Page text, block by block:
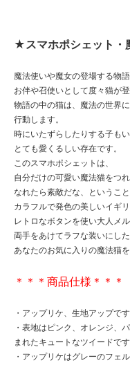
★スマホポシェット・
魔法使いや魔女の登場する物
お伴や召使いとして度々猫が登
物語の中の猫は、魔法の世界
行動します。
時にいたずらしたりする子も
とても愛くるしい存在です。
このスマホポシェットは、
自分だけの可愛い魔法猫をつ
なれたら素敵だな、ということ
カラフルで発色の美しいイギ
レトロなボタンを使い大人メ
両手をあけてラフな装いにし
あなたのお気に入りの魔法猫
＊＊＊商品仕様＊＊＊
・アップリケ、生地アップです
・表地はピンク、オレンジ、
まれたキュートなツイードです
・アップリケはグレーのフェ